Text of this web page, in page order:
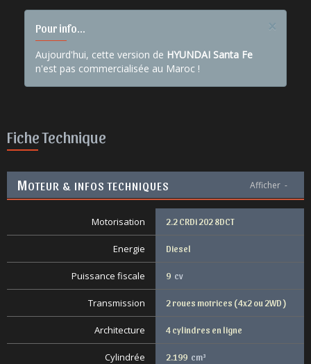
×
Pour info...
Aujourd'hui, cette version de HYUNDAI Santa Fe
n'est pas commercialisée au Maroc !
Fiche Technique
MOTEUR & INFOS TECHNIQUES Afficher -
Motorisation 2.2 CRDi 202 8DCT
Energie Diesel
Puissance fiscale 9 cv
Transmission 2 roues motrices ( 4x2 ou 2WD )
Architecture 4 cylindres en ligne
Cylindrée 2.199 cm³